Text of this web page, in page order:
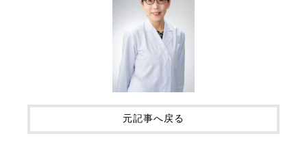
元記事へ戻る